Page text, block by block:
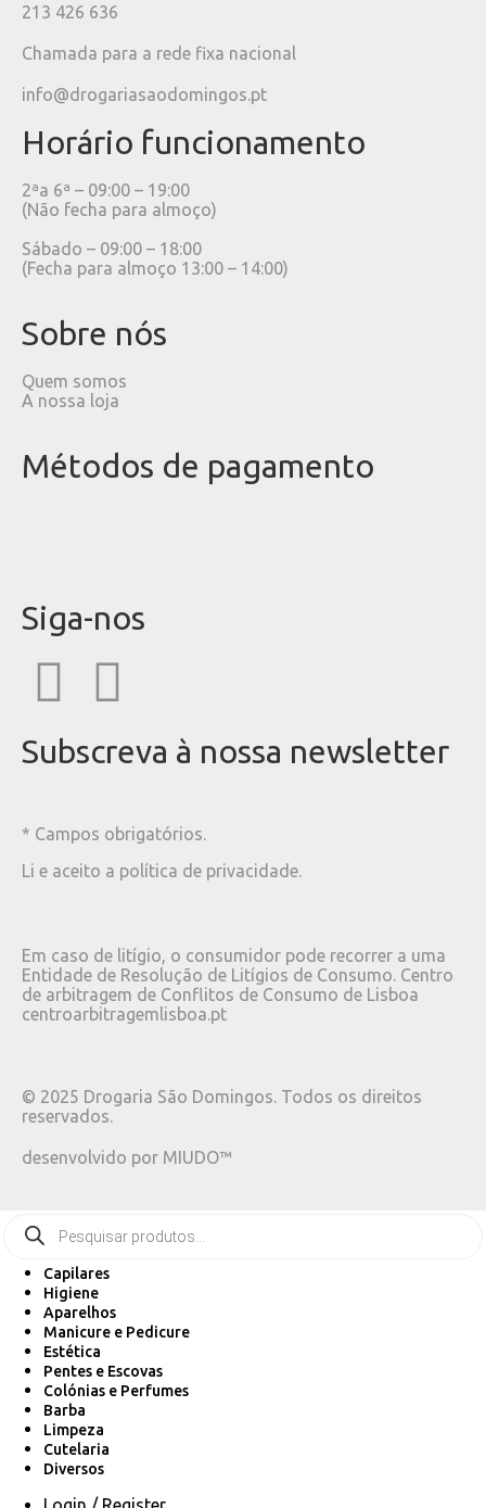
213 426 636
Chamada para a rede fixa nacional
info@drogariasaodomingos.pt
Horário funcionamento
2ªa 6ª – 09:00 – 19:00
(Não fecha para almoço)
Sábado – 09:00 – 18:00
(Fecha para almoço 13:00 – 14:00)
Sobre nós
Quem somos
A nossa loja
Métodos de pagamento
Siga-nos
Subscreva à nossa newsletter
* Campos obrigatórios.
Li e aceito a política de privacidade.
Em caso de litígio, o consumidor pode recorrer a uma
Entidade de Resolução de Litígios de Consumo. Centro
de arbitragem de Conflitos de Consumo de Lisboa
centroarbitragemlisboa.pt
© 2025 Drogaria São Domingos. Todos os direitos
reservados.
desenvolvido por MIUDO™
Capilares
Higiene
Aparelhos
Manicure e Pedicure
Estética
Pentes e Escovas
Colónias e Perfumes
Barba
Limpeza
Cutelaria
Diversos